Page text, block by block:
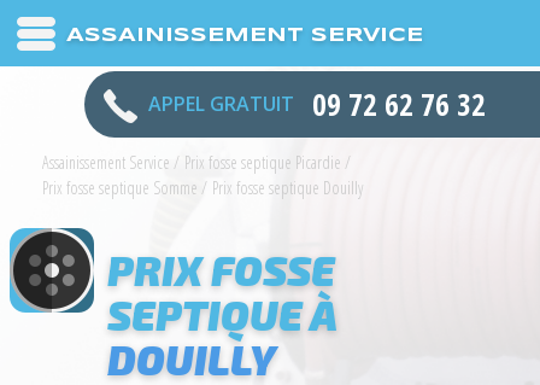
ASSAINISSEMENT SERVICE
APPEL GRATUIT 09 72 62 76 32
Assainissement Service / Prix fosse septique Picardie /
Prix fosse septique Somme / Prix fosse septique Douilly
PRIX FOSSE
SEPTIQUE À
DOUILLY